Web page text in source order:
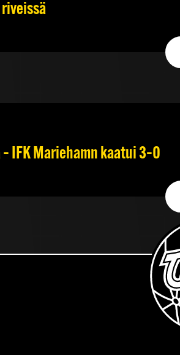
IFK Mariehamn kaatui 3–0